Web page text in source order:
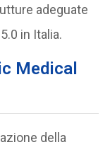
adeguate
in Italia.
Medical
della